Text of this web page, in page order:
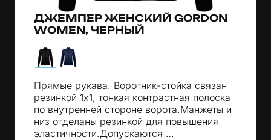
ДЖЕМПЕР ЖЕНСКИЙ GORDON
WOMEN, ЧЕРНЫЙ
Прямые рукава. Воротник-стойка связан
резинкой 1х1, тонкая контрастная полоска
по внутренней стороне ворота.Манжеты и
низ отделаны резинкой для повышения
эластичности.Допускаются …